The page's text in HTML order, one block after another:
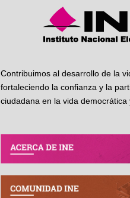
Contribuimos al desarrollo de la
fortaleciendo la confianza y la
ciudadana en la vida democrática